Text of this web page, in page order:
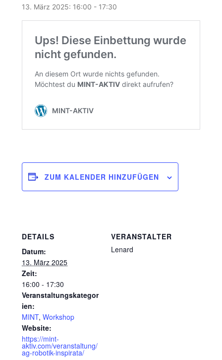
13. März 2025: 16:00 - 17:30
ZUM KALENDER HINZUFÜGEN
DETAILS
Datum:
13. März 2025
Zeit:
16:00 - 17:30
Veranstaltungskategor
ien:
MINT, Workshop
Website:
https://mint-
aktiv.com/veranstaltung/
ag-robotik-inspirata/
VERANSTALTER
Lenard